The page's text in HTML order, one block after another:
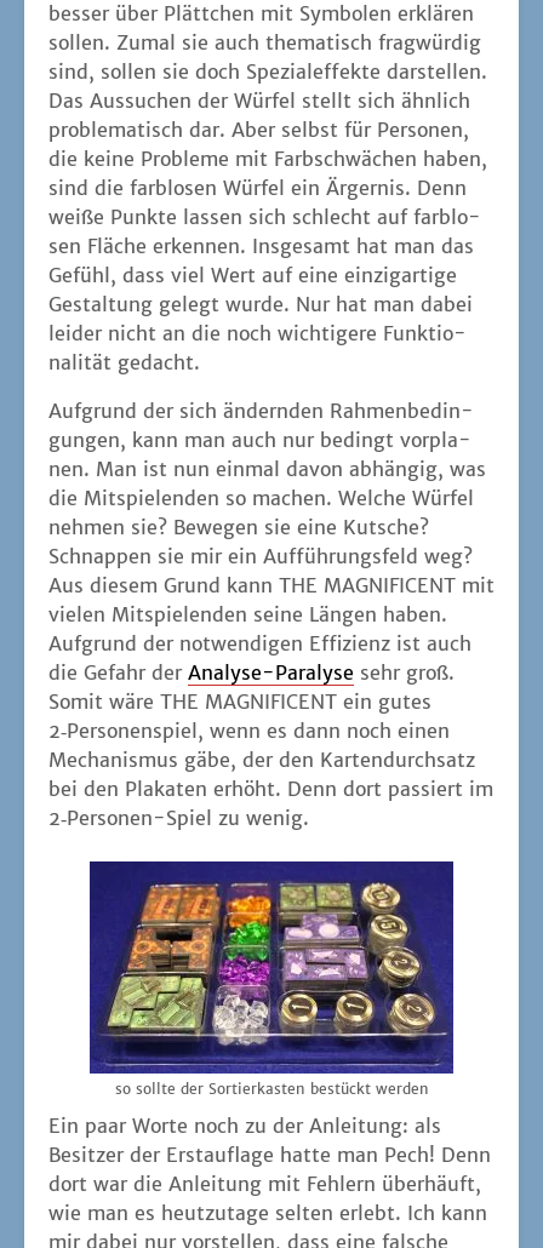
bes­ser über Plätt­chen mit Sym­bo­len erklä­ren
sol­len. Zumal sie auch the­ma­tisch frag­wür­dig
sind, sol­len sie doch Spe­zi­al­ef­fek­te dar­stel­len.
Das Aus­su­chen der Wür­fel stellt sich ähn­lich
pro­ble­ma­tisch dar. Aber selbst für Per­so­nen,
die kei­ne Pro­ble­me mit Farb­schwä­chen haben,
sind die farb­lo­sen Wür­fel ein Ärger­nis. Denn
wei­ße Punk­te las­sen sich schlecht auf farb­lo­
sen Flä­che erken­nen. Ins­ge­samt hat man das
Gefühl, dass viel Wert auf eine ein­zig­ar­ti­ge
Gestal­tung gelegt wur­de. Nur hat man dabei
lei­der nicht an die noch wich­ti­ge­re Funk­tio­
na­li­tät gedacht.
Auf­grund der sich ändern­den Rah­men­be­din­
gun­gen, kann man auch nur bedingt vor­pla­
nen. Man ist nun ein­mal davon abhän­gig, was
die Mit­spie­len­den so machen. Wel­che Wür­fel
neh­men sie? Bewe­gen sie eine Kut­sche?
Schnap­pen sie mir ein Auf­füh­rungs­feld weg?
Aus die­sem Grund kann THE MAGNIFICENT mit
vie­len Mit­spie­len­den sei­ne Län­gen haben.
Auf­grund der not­wen­di­gen Effi­zi­enz ist auch
die Gefahr der Ana­ly­se-Para­ly­se sehr groß.
Somit wäre THE MAGNIFICENT ein gutes
2‑Personenspiel, wenn es dann noch einen
Mecha­nis­mus gäbe, der den Kar­ten­durch­satz
bei den Pla­ka­ten erhöht. Denn dort pas­siert im
2‑Per­so­nen-Spiel zu wenig.
so soll­te der Sor­tier­kas­ten bestückt werden
Ein paar Wor­te noch zu der Anlei­tung: als
Besit­zer der Erst­auf­la­ge hat­te man Pech! Denn
dort war die Anlei­tung mit Feh­lern über­häuft,
wie man es heut­zu­ta­ge sel­ten erlebt. Ich kann
mir dabei nur vor­stel­len, dass eine fal­sche